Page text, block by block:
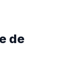
de